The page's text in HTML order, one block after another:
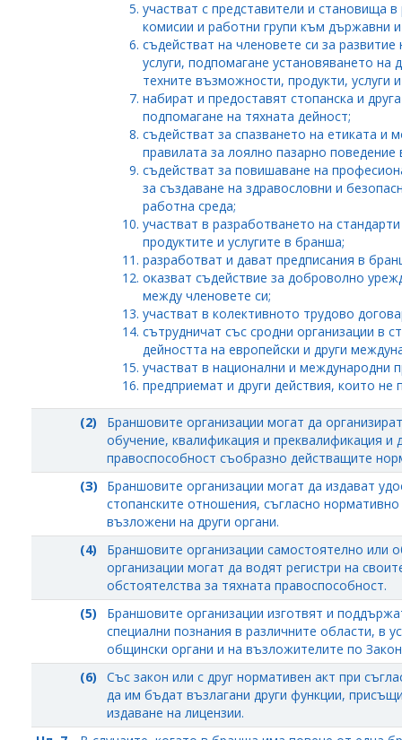
участват с представители и становища
комисии и работни групи към държавни
съдействат на членовете си за
услуги, подпомагане установяването на
техните възможности, продукти, услуги
набират и предоставят стопанска и
подпомагане на тяхната дейност;
съдействат за спазването на етиката и
правилата за лоялно пазарно поведение
съдействат за повишаване на
за създаване на здравословни и
работна среда;
участват в разработването на
продуктите и услугите в бранша;
разработват и дават предписания в
оказват съдействие за доброволно
между членовете си;
участват в колективното трудово
сътрудничат със сродни организации в
дейността на европейски и други
участват в национални и международни
предприемат и други действия, които не
(2)
Браншовите организации могат да
обучение, квалификация и преквалификация
правоспособност съобразно действащите
(З)
Браншовите организации могат да издават
стопанските отношения, съгласно
възложени на други органи.
(4)
Браншовите организации самостоятелно или
организации могат да водят регистри на
обстоятелства за тяхната правоспособност.
(5)
Браншовите организации изготвят и
специални познания в различните области, в
общински органи и на възложителите по
(6)
Със закон или с друг нормативен акт при
да им бъдат възлагани други функции,
издаване на лицензии.